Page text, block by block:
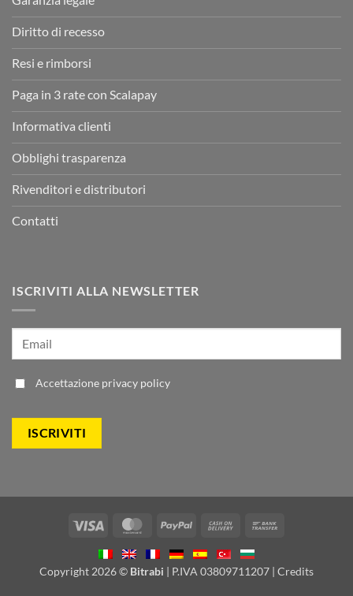
Diritto di recesso
Resi e rimborsi
Paga in 3 rate con Scalapay
Informativa clienti
Obblighi trasparenza
Rivenditori e distributori
Contatti
ISCRIVITI ALLA NEWSLETTER
Accettazione privacy policy
Visa MasterCardPayPal
Cash
Delivery
Copyright 2026 © Bitrabi | P.IVA 03809711207 | Credits